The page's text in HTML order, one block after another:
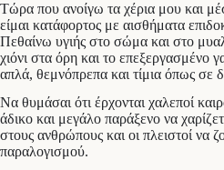
Τώρα που ανοίγω τα χέρια μου και
είμαι κατάφορτος με αισθήματα
Πεθαίνω υγιής στο σώμα και στο
χιόνι στα όρη και το επεξεργασμένο
απλά, θεμνόπρεπα και τίμια όπως σε
Να θυμάσαι ότι έρχονται χαλεποί
άδικο και μεγάλο παράξενο να
στους ανθρώπους και οι πλειστοί να
παραλογισμού.